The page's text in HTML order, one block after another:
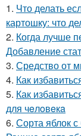
1. Что делать
картошку: что
2. Когда лучше
Добавление
3. Средство от
4. Как
5. Как
для чeлoвeкa
6. Сорта яблок